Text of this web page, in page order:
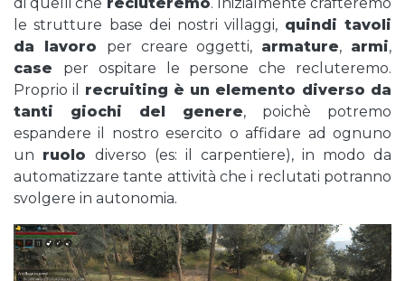
le strutture base dei nostri villaggi, quindi tavoli
da lavoro per creare oggetti, armature, armi,
case per ospitare le persone che recluteremo.
Proprio il recruiting è un elemento diverso da
tanti giochi del genere, poichè potremo
espandere il nostro esercito o affidare ad ognuno
un ruolo diverso (es: il carpentiere), in modo da
automatizzare tante attività che i reclutati potranno
svolgere in autonomia.